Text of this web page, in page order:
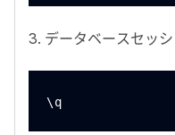
3. データベースセッ
\q